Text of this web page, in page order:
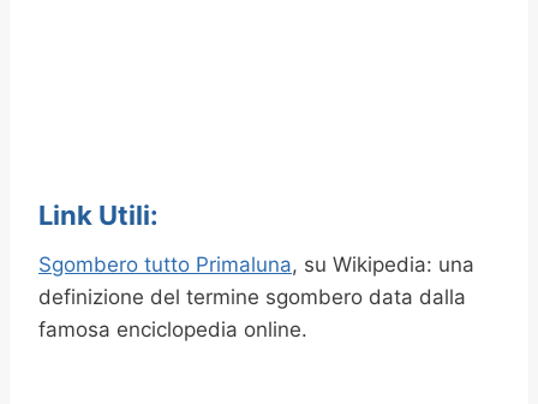
Link Utili:
Sgombero tutto Primaluna, su Wikipedia: una
definizione del termine sgombero data dalla
famosa enciclopedia online.